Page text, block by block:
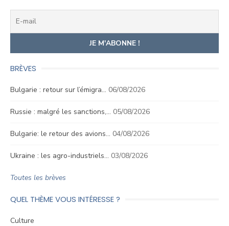
BRÈVES
Bulgarie : retour sur l’émigra… 06/08/2026
Russie : malgré les sanctions,… 05/08/2026
Bulgarie: le retour des avions… 04/08/2026
Ukraine : les agro-industriels… 03/08/2026
Toutes les brèves
QUEL THÈME VOUS INTÉRESSE ?
Culture